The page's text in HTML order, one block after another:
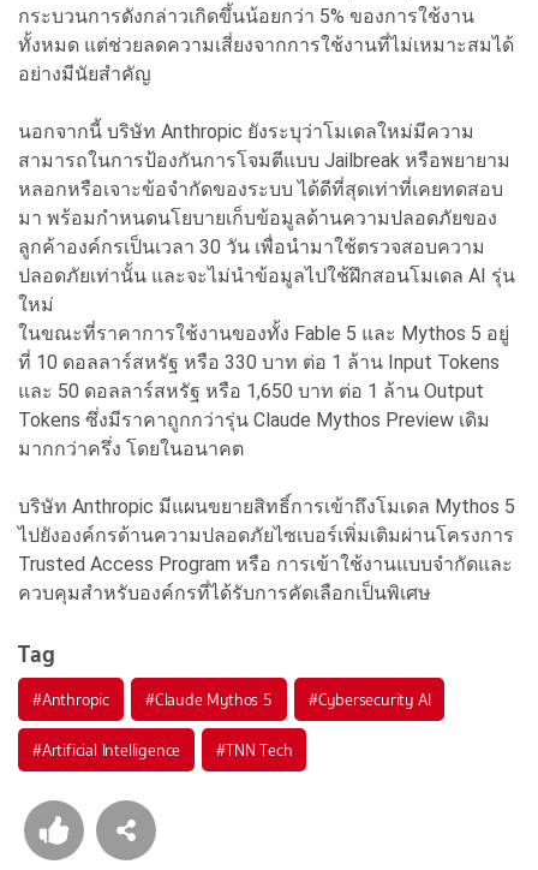
กระบวนการดังกล่าวเกิดขึ้นน้อยกว่า 5% ของการใช้งาน
ทั้งหมด แต่ช่วยลดความเสี่ยงจากการใช้งานที่ไม่เหมาะสมได้
อย่างมีนัยสำคัญ
นอกจากนี้ บริษัท Anthropic ยังระบุว่าโมเดลใหม่มีความ
สามารถในการป้องกันการโจมตีแบบ Jailbreak หรือพยายาม
หลอกหรือเจาะข้อจำกัดของระบบ ได้ดีที่สุดเท่าที่เคยทดสอบ
มา พร้อมกำหนดนโยบายเก็บข้อมูลด้านความปลอดภัยของ
ลูกค้าองค์กรเป็นเวลา 30 วัน เพื่อนำมาใช้ตรวจสอบความ
ปลอดภัยเท่านั้น และจะไม่นำข้อมูลไปใช้ฝึกสอนโมเดล AI รุ่น
ใหม่
ในขณะที่ราคาการใช้งานของทั้ง Fable 5 และ Mythos 5 อยู่
ที่ 10 ดอลลาร์สหรัฐ หรือ 330 บาท ต่อ 1 ล้าน Input Tokens
และ 50 ดอลลาร์สหรัฐ หรือ 1,650 บาท ต่อ 1 ล้าน Output
Tokens ซึ่งมีราคาถูกกว่ารุ่น Claude Mythos Preview เดิม
มากกว่าครึ่ง โดยในอนาคต
บริษัท Anthropic มีแผนขยายสิทธิ์การเข้าถึงโมเดล Mythos 5
ไปยังองค์กรด้านความปลอดภัยไซเบอร์เพิ่มเติมผ่านโครงการ
Trusted Access Program หรือ การเข้าใช้งานแบบจำกัดและ
ควบคุมสำหรับองค์กรที่ได้รับการคัดเลือกเป็นพิเศษ
Tag
#Anthropic #Claude Mythos 5 #Cybersecurity AI
#Artificial Intelligence #TNN Tech